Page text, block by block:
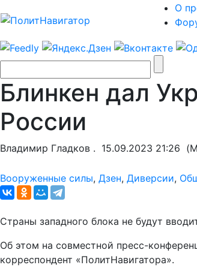
О
Блинкен дал
России
Владимир Гладков . 15.09.2023 21:26
Вооруженные силы, Дзен, Диверсии,
Страны западного блока не будут
Об этом на совместной пресс-
корреспондент «ПолитНавигатора».